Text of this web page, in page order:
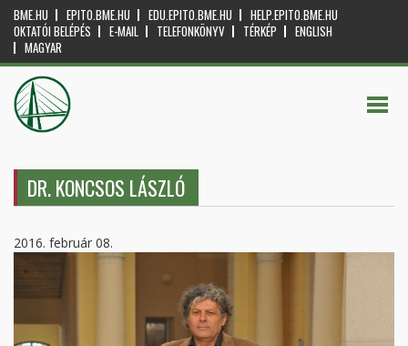
BME.HU EPITO.BME.HU EDU.EPITO.BME.HU
HELP.EPITO.BME.HU
OKTATÓI BELÉPÉS
E-MAIL TELEFONKÖNYV TÉRKÉP
ENGLISH
MAGYAR
DR. KONCSOS LÁSZLÓ
2016. február 08.